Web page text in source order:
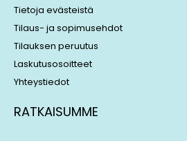
Tietoja evästeistä
Tilaus- ja sopimusehdot
Tilauksen peruutus
Laskutusosoitteet
Yhteystiedot
RATKAISUMME